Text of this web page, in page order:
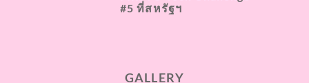
#5 ที่สหรัฐฯ
GALLERY